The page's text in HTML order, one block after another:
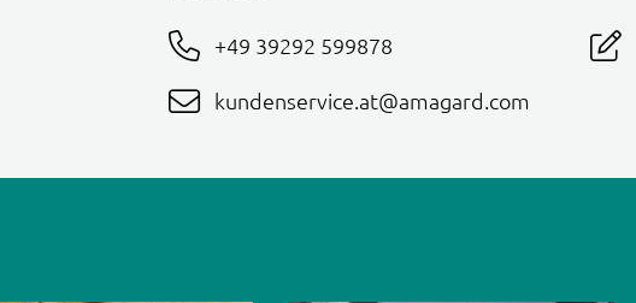
+49 39292 599878
kundenservice.at@amagard.com